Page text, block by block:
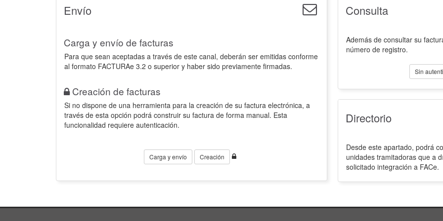
Envío
Carga y envío de facturas
Para que sean aceptadas a través de este canal, deberán ser emitidas conforme
al formato FACTURAe 3.2 o superior y haber sido previamente firmadas.
Creación de facturas
Si no dispone de una herramienta para la creación de su factura electrónica, a
través de esta opción podrá construir su factura de forma manual. Esta
funcionalidad requiere autenticación.
Carga y envío Creación
Consulta
Además de consultar su
número de registro.
Sin
Directorio
Desde este apartado, podrá
unidades tramitadoras que a
solicitado integración a FACe.